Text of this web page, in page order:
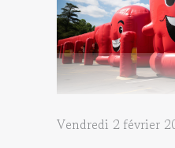
Vendredi 2 février